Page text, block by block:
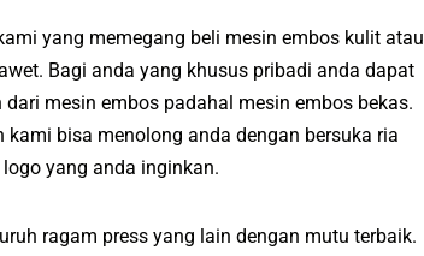
yang memegang beli mesin embos kulit atau
Bagi anda yang khusus pribadi anda dapat
mesin embos padahal mesin embos bekas.
bisa menolong anda dengan bersuka ria
yang anda inginkan.
ragam press yang lain dengan mutu terbaik.